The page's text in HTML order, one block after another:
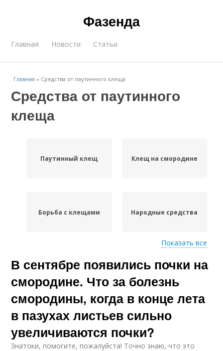
Фазенда
Главная Новости Статьи
Главная » Средства от паутинного клеща
Средства от паутинного
клеща
Паутинный клещ Клещ на смородине
Борьба с клещами Народные средства
Способы с клещами
Химии от паутинного
клеща
Показать все
В сентябре появились почки на
смородине. Что за болезнь
смородины, когда в конце лета
в пазухах листьев сильно
увеличиваются почки?
Знатоки, помогите, пожалуйста! Точно знаю, что это